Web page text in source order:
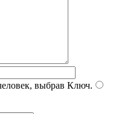
выбрав Ключ.